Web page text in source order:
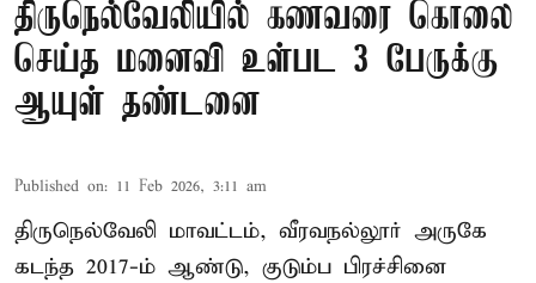
திருநெல்வேலியில் கணவரை கொலை
செய்த மனைவி உள்பட 3 பேருக்கு
ஆயுள் தண்டனை
Published on: 11 Feb 2026, 3:11 am
திருநெல்வேலி மாவட்டம், வீரவநல்லூர் அருகே
கடந்த 2017-ம் ஆண்டு, குடும்ப பிரச்சினை